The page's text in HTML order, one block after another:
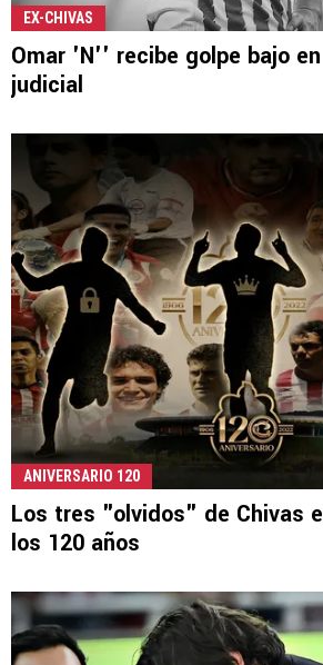
EX-CHIVAS
Omar 'N'' recibe golpe bajo
judicial
ANIVERSARIO 120
Los tres "olvidos" de Chivas
los 120 años